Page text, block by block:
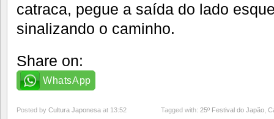
catraca, pegue a saída do lado
sinalizando o caminho.
Share on:
WhatsApp
Posted by Cultura Japonesa at 13:52 Tagged with: 25º Festival do Japão